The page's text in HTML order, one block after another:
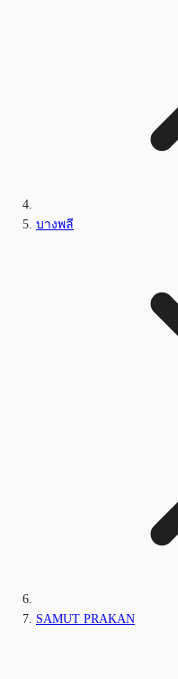
บางพลี
SAMUT PRAKAN